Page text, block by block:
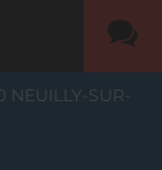
NEUILLY-SUR-